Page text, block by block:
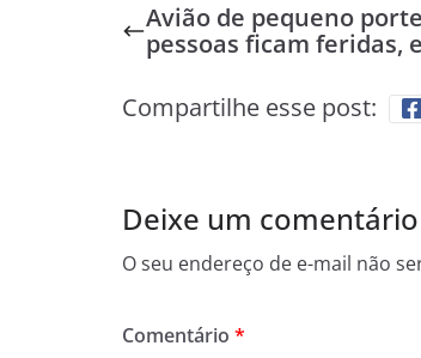
Avião de pequeno
pessoas ficam feridas,
Compartilhe esse post:
Deixe um comentário
O seu endereço de e-mail não
Comentário *